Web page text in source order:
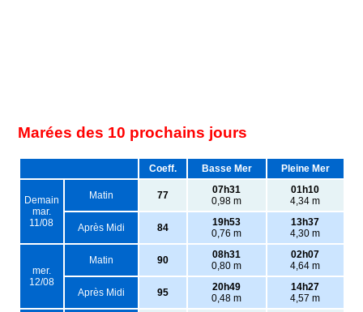
Marées des 10 prochains jours
Coeff. Basse Mer Pleine Mer
Demain
mar.
11/08
Matin 77
07h31
0,98 m
01h10
4,34 m
Après Midi 84
19h53
0,76 m
13h37
4,30 m
mer.
12/08
Matin 90
08h31
0,80 m
02h07
4,64 m
Après Midi 95
20h49
0,48 m
14h27
4,57 m